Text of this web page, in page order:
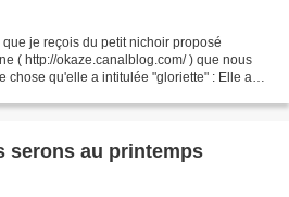
je reçois du petit nichoir proposé
( http://okaze.canalblog.com/ ) que nous
chose qu'elle a intitulée "gloriette" : Elle a
serons au printemps